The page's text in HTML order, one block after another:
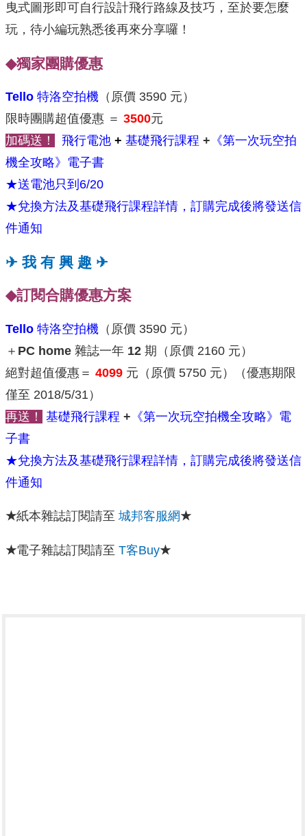
曳式圖形即可自行設計飛行路線及技巧，至於要怎麼
玩，待小編玩熟悉後再來分享囉！
◆獨家團購優惠
Tello 特洛空拍機 （原價 3590 元）
限時團購超值優惠 ＝ 3500元
加碼送！
飛行電池 + 基礎飛行課程 + 《第一次玩空拍
機全攻略》電子書
★送電池只到6/20
★兌換方法及基礎飛行課程詳情，訂購完成後將發送信
件通知
✈ 我 有 興 趣 ✈
◆訂閱合購優惠方案
Tello 特洛空拍機 （原價 3590 元）
＋ PC home 雜誌一年 12 期（原價 2160 元）
絕對超值優惠＝ 4099 元（原價 5750 元）（優惠期限
僅至 2018/5/31）
再送！
基礎飛行課程 + 《第一次玩空拍機全攻略》電
子書
★兌換方法及基礎飛行課程詳情，訂購完成後將發送信
件通知
★紙本雜誌訂閱請至 城邦客服網★
★電子雜誌訂閱請至 T客Buy★